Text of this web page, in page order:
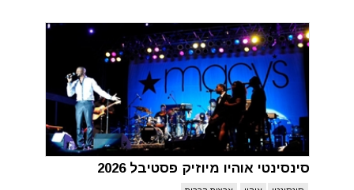
סינסינטי אוהיו מיוזיק פסטיבל 2026